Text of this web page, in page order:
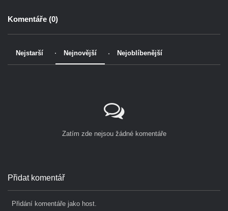
Komentáře (0)
Nejstarší Nejnovější Nejoblíbenější
Zatím zde nejsou žádné komentáře
Přidat komentář
Přidání komentáře jako host.